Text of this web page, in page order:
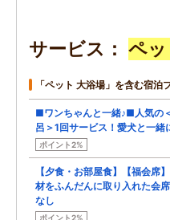
サービス ペッ
「ペット 大浴場」を含む宿泊
■ワンちゃんと一緒♪■人気の
呂＞1回サービス！愛犬と一緒
ポイント2%
【夕食・お部屋食】【福会席
材をふんだんに取り入れた会
なし
ポイント2%